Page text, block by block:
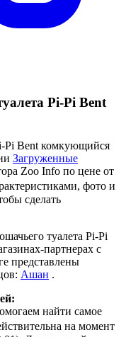
Pi-Pi Bent
Pi Bent комкующийся
Загруженные
Zoo Info по цене от
фото и
сделать
туалета Pi-Pi
партнерах с
представлены
Ашан .
найти самое
на момент